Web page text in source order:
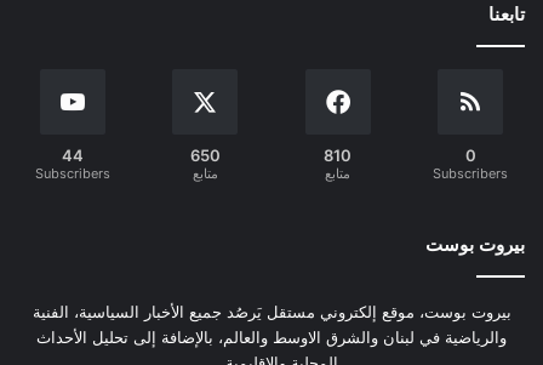
تابعنا
0
Subscribers
810
متابع
650
متابع
44
Subscribers
بيروت بوست
بيروت بوست، موقع إلكتروني مستقل يَرصُد جميع الأخبار السياسية، الفنية
والرياضية في لبنان والشرق الاوسط والعالم، بالإضافة إلى تحليل الأحداث